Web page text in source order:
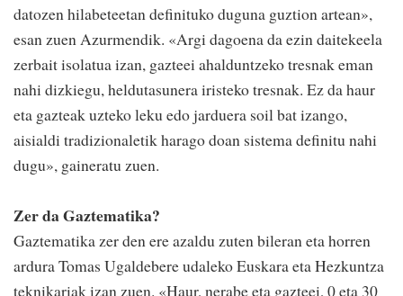
datozen hilabeteetan definituko duguna guztion artean»,
esan zuen Azurmendik. «Argi dagoena da ezin daitekeela
zerbait isolatua izan, gazteei ahalduntzeko tresnak eman
nahi dizkiegu, heldutasunera iristeko tresnak. Ez da haur
eta gazteak uzteko leku edo jarduera soil bat izango,
aisialdi tradizionaletik harago doan sistema definitu nahi
dugu», gaineratu zuen.
Zer da Gaztematika?
Gaztematika zer den ere azaldu zuten bileran eta horren
ardura Tomas Ugaldebere udaleko Euskara eta Hezkuntza
teknikariak izan zuen. «Haur, nerabe eta gazteei, 0 eta 30